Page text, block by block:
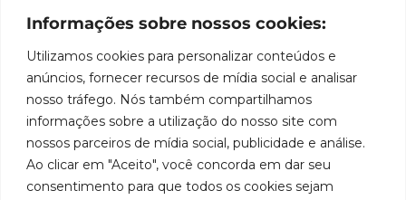
Informações sobre nossos cookies:
Utilizamos cookies para personalizar conteúdos e
anúncios, fornecer recursos de mídia social e analisar
nosso tráfego. Nós também compartilhamos
informações sobre a utilização do nosso site com
nossos parceiros de mídia social, publicidade e análise.
Ao clicar em "Aceito", você concorda em dar seu
consentimento para que todos os cookies sejam
Marca
líder
em
fabricação
de
equipamentos
Políticas
Privacidade
Políticas
de
Cookies
Institucional
A Bozza
Produtos
Soluções
Assistências
Técnicas
Seja um
Localização
Rua
Tiradentes,
931 – Anexo
Fale
Conosco
SAC: 0800
019 5050
Redes
Facebook
LinkedIn
Instagram